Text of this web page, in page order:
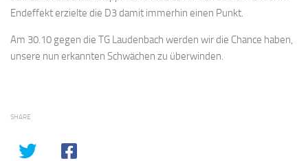
Endeffekt erzielte die D3 damit immerhin einen Punkt.
Am 30.10 gegen die TG Laudenbach werden wir die Chance haben,
unsere nun erkannten Schwächen zu überwinden.
SHARE